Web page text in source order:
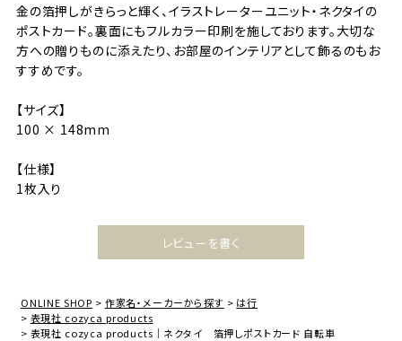
金の箔押しがきらっと輝く、イラストレーターユニット・ネクタイの
ポストカード。裏面にもフルカラー印刷を施しております。大切な
方への贈りものに添えたり、お部屋のインテリアとして飾るのもお
すすめです。
【サイズ】
100 × 148mm
【仕様】
1枚入り
レビューを書く
ONLINE SHOP 作家名・メーカーから探す
は行
表現社 cozyca products
表現社 cozyca products｜ネクタイ 箔押しポストカード 自転車